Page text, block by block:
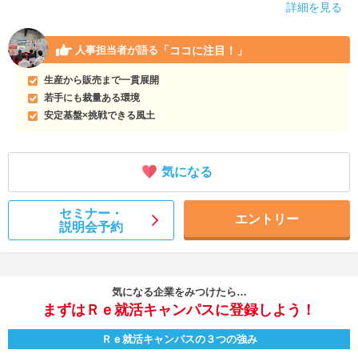
詳細を見る
人事担当者が語る 「ココに注目！」
生産から販売まで一貫展開
若手にも裁量ある環境
安定基盤×挑戦できる風土
気になる
セミナー・
説明会予約
エントリー
気になる企業をみつけたら…
まずはＲｅ就活キャンパスに登録しよう！
Ｒｅ就活キャンパスの３つの強み